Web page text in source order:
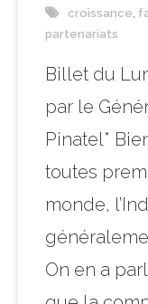
croissance
partenariats
Billet du
par le
Pinatel*
toutes
monde,
On en a